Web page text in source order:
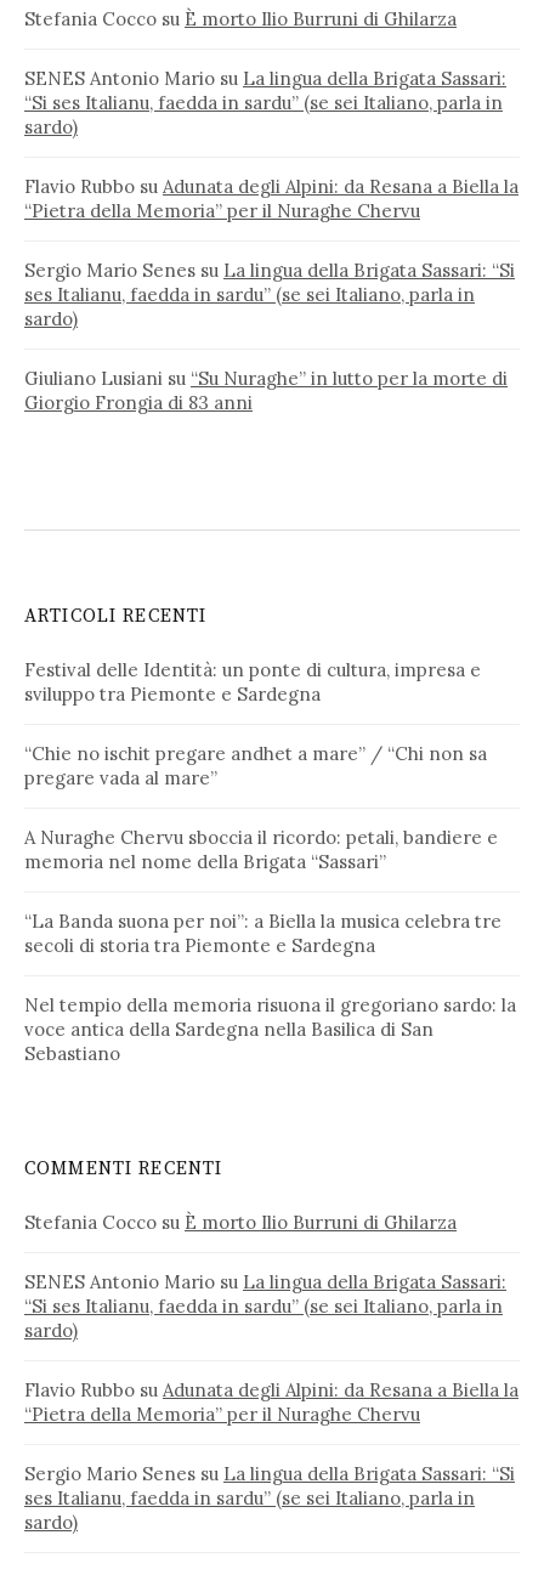
Stefania Cocco su È morto Ilio Burruni di Ghilarza
SENES Antonio Mario su La lingua della Brigata Sassari:
“Si ses Italianu, faedda in sardu” (se sei Italiano, parla in
sardo)
Flavio Rubbo su Adunata degli Alpini: da Resana a Biella la
“Pietra della Memoria” per il Nuraghe Chervu
Sergio Mario Senes su La lingua della Brigata Sassari: “Si
ses Italianu, faedda in sardu” (se sei Italiano, parla in
sardo)
Giuliano Lusiani su “Su Nuraghe” in lutto per la morte di
Giorgio Frongia di 83 anni
ARTICOLI RECENTI
Festival delle Identità: un ponte di cultura, impresa e
sviluppo tra Piemonte e Sardegna
“Chie no ischit pregare andhet a mare” / “Chi non sa
pregare vada al mare”
A Nuraghe Chervu sboccia il ricordo: petali, bandiere e
memoria nel nome della Brigata “Sassari”
“La Banda suona per noi”: a Biella la musica celebra tre
secoli di storia tra Piemonte e Sardegna
Nel tempio della memoria risuona il gregoriano sardo: la
voce antica della Sardegna nella Basilica di San
Sebastiano
COMMENTI RECENTI
Stefania Cocco su È morto Ilio Burruni di Ghilarza
SENES Antonio Mario su La lingua della Brigata Sassari:
“Si ses Italianu, faedda in sardu” (se sei Italiano, parla in
sardo)
Flavio Rubbo su Adunata degli Alpini: da Resana a Biella la
“Pietra della Memoria” per il Nuraghe Chervu
Sergio Mario Senes su La lingua della Brigata Sassari: “Si
ses Italianu, faedda in sardu” (se sei Italiano, parla in
sardo)